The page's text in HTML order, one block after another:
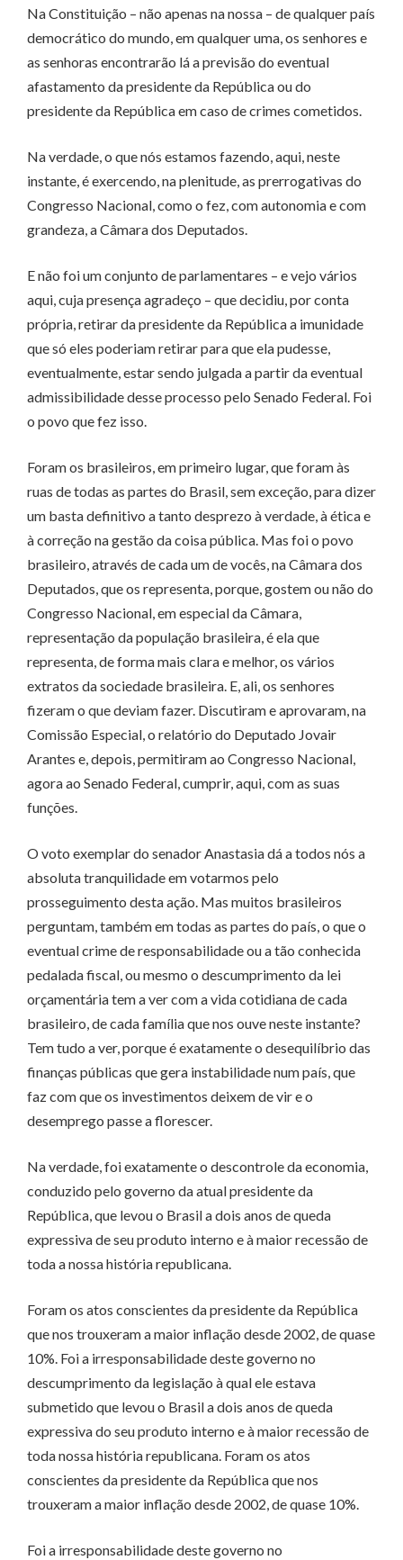
Na Constituição – não apenas na nossa – de qualquer país
democrático do mundo, em qualquer uma, os senhores e
as senhoras encontrarão lá a previsão do eventual
afastamento da presidente da República ou do
presidente da República em caso de crimes cometidos.
Na verdade, o que nós estamos fazendo, aqui, neste
instante, é exercendo, na plenitude, as prerrogativas do
Congresso Nacional, como o fez, com autonomia e com
grandeza, a Câmara dos Deputados.
E não foi um conjunto de parlamentares – e vejo vários
aqui, cuja presença agradeço – que decidiu, por conta
própria, retirar da presidente da República a imunidade
que só eles poderiam retirar para que ela pudesse,
eventualmente, estar sendo julgada a partir da eventual
admissibilidade desse processo pelo Senado Federal. Foi
o povo que fez isso.
Foram os brasileiros, em primeiro lugar, que foram às
ruas de todas as partes do Brasil, sem exceção, para dizer
um basta definitivo a tanto desprezo à verdade, à ética e
à correção na gestão da coisa pública. Mas foi o povo
brasileiro, através de cada um de vocês, na Câmara dos
Deputados, que os representa, porque, gostem ou não do
Congresso Nacional, em especial da Câmara,
representação da população brasileira, é ela que
representa, de forma mais clara e melhor, os vários
extratos da sociedade brasileira. E, ali, os senhores
fizeram o que deviam fazer. Discutiram e aprovaram, na
Comissão Especial, o relatório do Deputado Jovair
Arantes e, depois, permitiram ao Congresso Nacional,
agora ao Senado Federal, cumprir, aqui, com as suas
funções.
O voto exemplar do senador Anastasia dá a todos nós a
absoluta tranquilidade em votarmos pelo
prosseguimento desta ação. Mas muitos brasileiros
perguntam, também em todas as partes do país, o que o
eventual crime de responsabilidade ou a tão conhecida
pedalada fiscal, ou mesmo o descumprimento da lei
orçamentária tem a ver com a vida cotidiana de cada
brasileiro, de cada família que nos ouve neste instante?
Tem tudo a ver, porque é exatamente o desequilíbrio das
finanças públicas que gera instabilidade num país, que
faz com que os investimentos deixem de vir e o
desemprego passe a florescer.
Na verdade, foi exatamente o descontrole da economia,
conduzido pelo governo da atual presidente da
República, que levou o Brasil a dois anos de queda
expressiva de seu produto interno e à maior recessão de
toda a nossa história republicana.
Foram os atos conscientes da presidente da República
que nos trouxeram a maior inflação desde 2002, de quase
10%. Foi a irresponsabilidade deste governo no
descumprimento da legislação à qual ele estava
submetido que levou o Brasil a dois anos de queda
expressiva do seu produto interno e à maior recessão de
toda nossa história republicana. Foram os atos
conscientes da presidente da República que nos
trouxeram a maior inflação desde 2002, de quase 10%.
Foi a irresponsabilidade deste governo no